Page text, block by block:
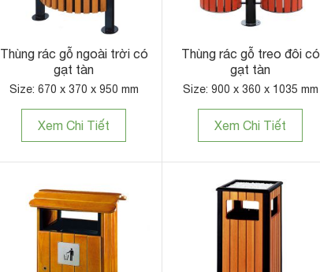
Thùng rác gỗ ngoài trời có
gạt tàn
Size: 670 x 370 x 950 mm
Xem Chi Tiết
Thùng rác gỗ treo đôi có
gạt tàn
Size: 900 x 360 x 1035 mm
Xem Chi Tiết